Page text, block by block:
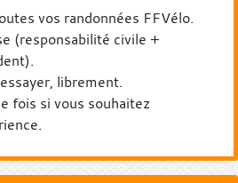
vos randonnées FFVélo.
(responsabilité civile +
librement.
fois si vous souhaitez